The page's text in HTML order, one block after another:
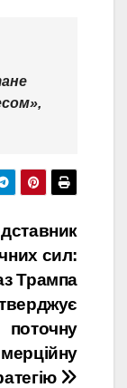
сил:
Трампа
поточну